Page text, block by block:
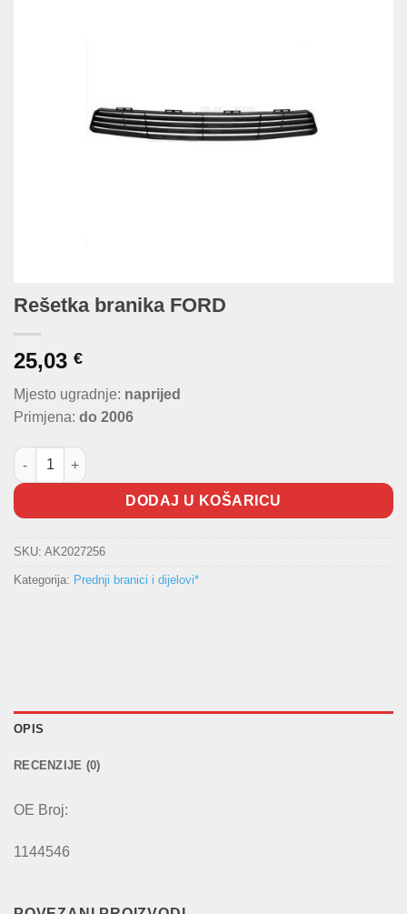
Rešetka branika FORD
25,03 €
Mjesto ugradnje: naprijed
Primjena: do 2006
Rešetka branika FORD količina
DODAJ U KOŠARICU
SKU: AK2027256
Kategorija: Prednji branici i dijelovi*
OPIS
RECENZIJE (0)
OE Broj:
1144546